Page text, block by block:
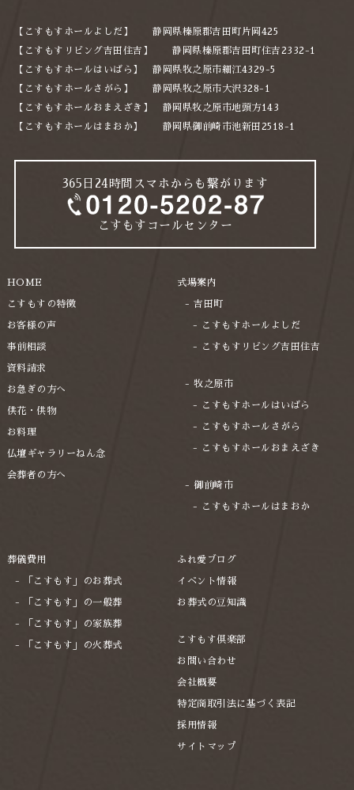
2024年5月
2023年12月
2023年8月
2023年3月
2022年12月
2022年10月
2022年9月
2022年7月
2021年12月
2021年11月
2021年4月
【こすもすホールよしだ】 静岡県榛原郡吉田町片岡425
【こすもすリビング吉田住吉】 静岡県榛原郡吉田町住吉2332-1
【こすもすホールはいばら】 静岡県牧之原市細江4329-5
【こすもすホールさがら】 静岡県牧之原市大沢328-1
【こすもすホールおまえざき】 静岡県牧之原市地頭方143
【こすもすホールはまおか】 静岡県御前崎市池新田2518-1
365日24時間スマホからも繋がります
こすもすコールセンター
HOME
こすもすの特徴
お客様の声
事前相談
資料請求
お急ぎの方へ
供花・供物
お料理
仏壇ギャラリーねん念
会葬者の方へ
式場案内
吉田町
こすもすホールよしだ
こすもすリビング吉田住吉
牧之原市
こすもすホールはいばら
こすもすホールさがら
こすもすホールおまえざき
御前崎市
こすもすホールはまおか
葬儀費用
「こすもす」のお葬式
「こすもす」の一般葬
「こすもす」の家族葬
「こすもす」の火葬式
ふれ愛ブログ
イベント情報
お葬式の豆知識
こすもす倶楽部
お問い合わせ
会社概要
特定商取引法に基づく表記
採用情報
サイトマップ